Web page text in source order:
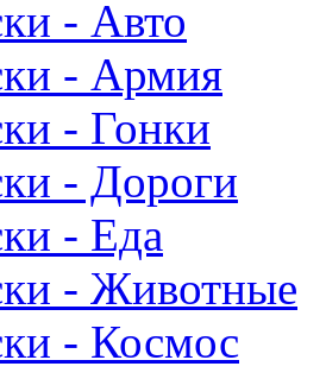
- Авто
- Армия
- Гонки
- Дороги
- Еда
- Животныe
- Космос